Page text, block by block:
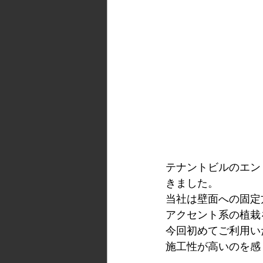
テナントビルのエ
きました。
当社は壁面への固
アクセント系の植
今回初めてご利用
施工性が高いのを